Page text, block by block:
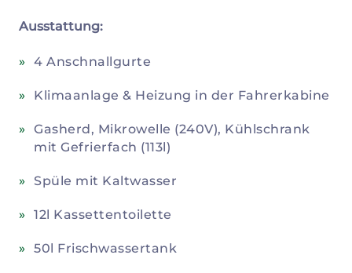
Ausstattung:
4 Anschnallgurte
Klimaanlage & Heizung in der Fahrerkabine
Gasherd, Mikrowelle (240V), Kühlschrank
mit Gefrierfach (113l)
Spüle mit Kaltwasser
12l Kassettentoilette
50l Frischwassertank